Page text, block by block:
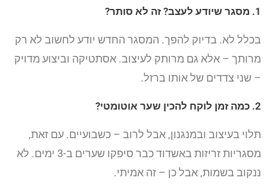
1. מסגר שיודע לעצב? זה לא סותר?
בכלל לא. בדיוק להפך. המסגר החדש יודע לחשוב לא רק
מרותך – אלא גם מרותק לעיצוב. אסתטיקה וביצוע מדויק
– שני צדדים של אותו ברזל.
2. כמה זמן לוקח להכין שער אוטומטי?
תלוי בעיצוב ובמנגנון, אבל לרוב – כשבועיים. עם זאת,
מסגריות זריזות באשדוד כבר סיפקו שערים ב-3 ימים. לא
ננקוב בשמות, אבל כן – זה אמיתי.